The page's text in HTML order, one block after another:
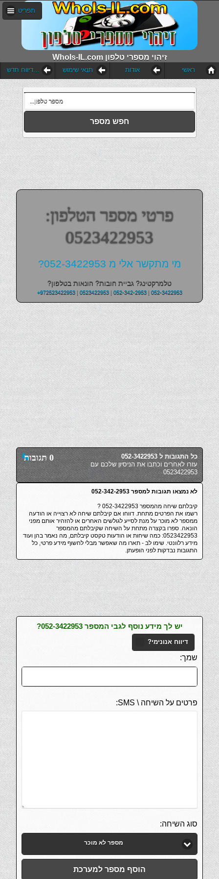
WhoIs-IL.com זיהוי מספרי טלפון
תפריט
הוסף דיווח חדש תנאי שימוש אודות ראשי
חפש מספר
פרטי מספר הטלפון:
0523422953
מי מתקשר אלי מ 052-3422953?
טלמרקטינג? גביית חובות? הונאות בטלפון?
+972523422953| 0523422953| 052-342-2953| 052-3422953
0 תגובות
כל התגובות ל 052-3422953
עזרו לאחרים וכתבו את הניסיון שלכם עם
0523422953
לא נמצאו תגובות למספר 052-342-2953
קיבלתם שיחה מהמספר 052-3422953 ?
רשמו את הפרטים מתחת. דווחו אם קיבלתם שיחה לא רצוייה או הודעה
ממספר לא מוכר על מנת לסייע לגולשים האחרים או להזהיר אותם מפני
הונאה. ספרו בקצרה מתחת על השיחה שקיבלתם מהמספר
0523422953: כמה שיחות או הודעות טקסט קיבלתם, מה נאמר בהן ועוד
מידע רלוונטי. שימו לב - תארו מה שאפשר מבלי לחשוף מידע פרטי, כל
התגובות נבדקות לפני הופעתן.
יש לך מידע נוסף לגבי המספר 052-3422953?
דיווח אנונימי?
שמך:
פרטים על השיחה \ SMS:
סוג השיחה:
מספר לא מוכר
הוסף מספר למערכת